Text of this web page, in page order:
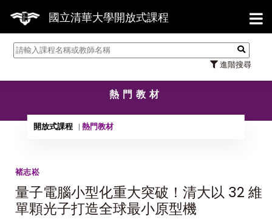
國立清華大學開放式課程
進階搜尋
【
熱門教材
開放式課程 熱門教材
褚志崧
量子電腦小型化重大突破！清大以 32 維
單顆光子打造全球最小原型機